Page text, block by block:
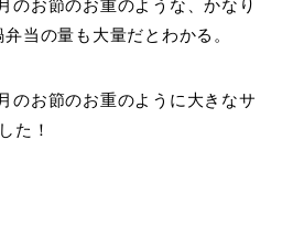
のお節のお重のような、かなり
当の量も大量だとわかる。
のお節のお重のように大きなサ
た！